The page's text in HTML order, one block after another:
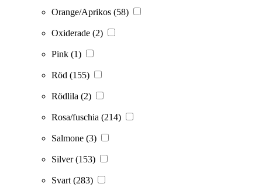
Orange/Aprikos (58)
Oxiderade (2)
Pink (1)
Röd (155)
Rödlila (2)
Rosa/fuschia (214)
Salmone (3)
Silver(153)
Svart (283)